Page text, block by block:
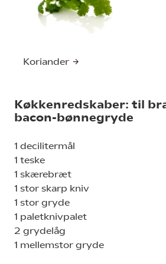
Koriander
Køkkenredskaber: til
bacon-bønnegryde
1 decilitermål
1 teske
1 skærebræt
1 stor skarp kniv
1 stor gryde
1 paletknivpalet
2 grydelåg
1 mellemstor gryde